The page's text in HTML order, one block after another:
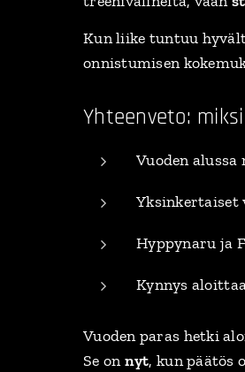
Kun liike tuntuu
onnistumisen
Yhteenveto:
Vuoden
Yksinkertaiset
Hyppynaru ja
Kynnys
Vuoden paras hetki
Se onnyt, kun päätös